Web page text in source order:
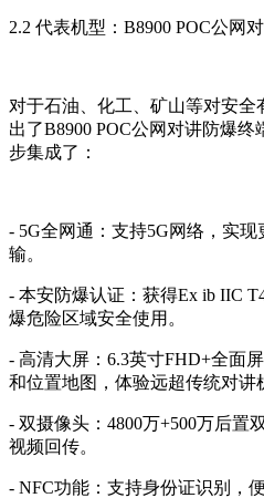
2.2 代表机型：B8900 POC公网
对于石油、化工、矿山等对安
出了B8900 POC公网对讲防爆
步集成了：
- 5G全网通：支持5G网络，实
输。
- 本安防爆认证：获得Ex ib IIC
爆危险区域安全使用。
- 高清大屏：6.3英寸FHD+全面
和位置地图，体验远超传统对讲
- 双摄像头：4800万+500万后置
视频回传。
- NFC功能：支持身份证识别，